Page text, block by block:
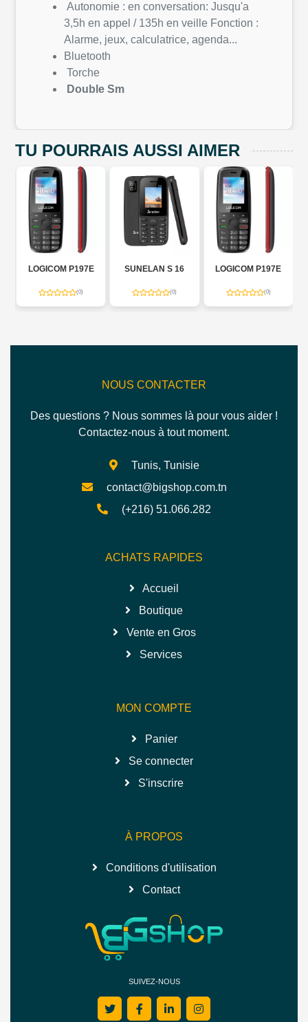
Autonomie : en conversation: Jusqu'a
3,5h en appel / 135h en veille Fonction :
Alarme, jeux, calculatrice, agenda...
Bluetooth
Torche
Double Sm
TU POURRAIS AUSSI AIMER
LOGICOM P197E
(0)
SUNELAN S 16
(0)
LOGICOM P197E
(0)
NOUS CONTACTER
Des questions ? Nous sommes là pour vous aider !
Contactez-nous à tout moment.
Tunis, Tunisie
contact@bigshop.com.tn
(+216) 51.066.282
ACHATS RAPIDES
Accueil
Boutique
Vente en Gros
Services
MON COMPTE
Panier
Se connecter
S'inscrire
À PROPOS
Conditions d'utilisation
Contact
SUIVEZ-NOUS